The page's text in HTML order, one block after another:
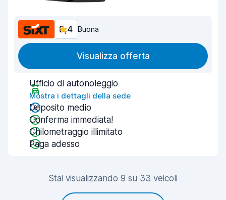
8,4 Buona
Visualizza offerta
Ufficio di autonoleggio
Mostra i dettagli della sede
Deposito medio
Conferma immediata!
Chilometraggio illimitato
Paga adesso
Stai visualizzando 9 su 33 veicoli